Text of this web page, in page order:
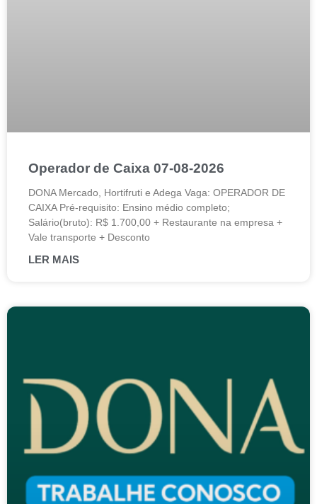
Operador de Caixa 07-08-2026
DONA Mercado, Hortifruti e Adega Vaga: OPERADOR DE
CAIXA Pré-requisito: Ensino médio completo;
Salário(bruto): R$ 1.700,00 + Restaurante na empresa +
Vale transporte + Desconto
LER MAIS